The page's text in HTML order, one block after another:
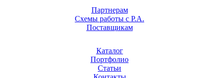
Партнерам
Схемы работы с Р.А.
Поставщикам
Каталог
Портфолио
Статьи